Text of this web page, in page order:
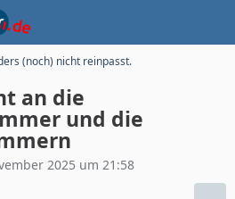
(noch) nicht reinpasst.
an die
und die
2025 um 21:58